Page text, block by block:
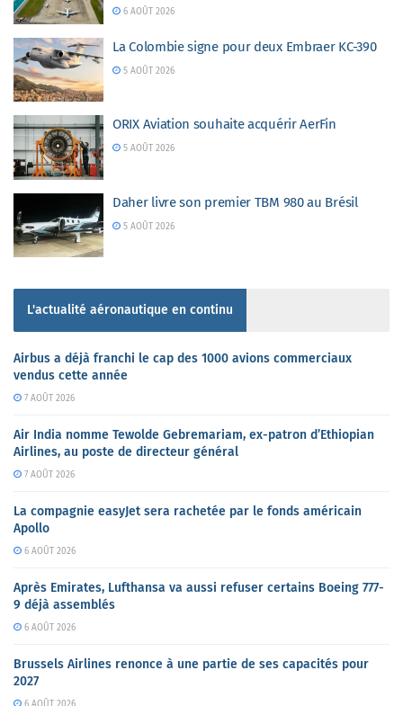
6 AOÛT 2026
La Colombie signe pour deux Embraer KC-390
5 AOÛT 2026
ORIX Aviation souhaite acquérir AerFin
5 AOÛT 2026
Daher livre son premier TBM 980 au Brésil
5 AOÛT 2026
L'actualité aéronautique en continu
Airbus a déjà franchi le cap des 1000 avions commerciaux
vendus cette année
7 AOÛT 2026
Air India nomme Tewolde Gebremariam, ex-patron d’Ethiopian
Airlines, au poste de directeur général
7 AOÛT 2026
La compagnie easyJet sera rachetée par le fonds américain
Apollo
6 AOÛT 2026
Après Emirates, Lufthansa va aussi refuser certains Boeing 777-
9 déjà assemblés
6 AOÛT 2026
Brussels Airlines renonce à une partie de ses capacités pour
2027